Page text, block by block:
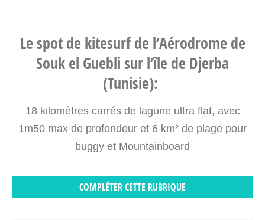
Le spot de kitesurf de l’Aérodrome de
Souk el Guebli sur l’île de Djerba
(Tunisie):
18 kilomètres carrés de lagune ultra flat, avec
1m50 max de profondeur et 6 km² de plage pour
buggy et Mountainboard
COMPLÉTER CETTE RUBRIQUE